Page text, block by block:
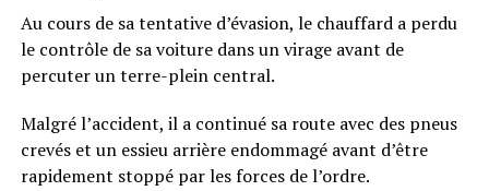
Au cours de sa tentative d’évasion, le chauffard a perdu
le contrôle de sa voiture dans un virage avant de
percuter un terre-plein central.
Malgré l’accident, il a continué sa route avec des pneus
crevés et un essieu arrière endommagé avant d’être
rapidement stoppé par les forces de l’ordre.